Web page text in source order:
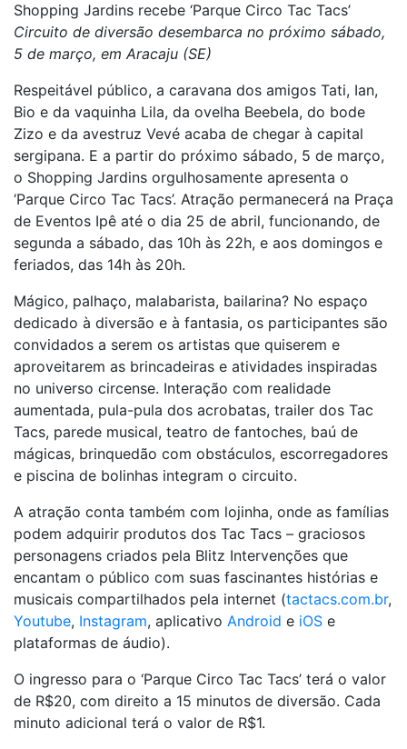
Shopping Jardins recebe ‘Parque Circo Tac Tacs’
Circuito de diversão desembarca no próximo sábado,
5 de março, em Aracaju (SE)
Respeitável público, a caravana dos amigos Tati, Ian,
Bio e da vaquinha Lila, da ovelha Beebela, do bode
Zizo e da avestruz Vevé acaba de chegar à capital
sergipana. E a partir do próximo sábado, 5 de março,
o Shopping Jardins orgulhosamente apresenta o
‘Parque Circo Tac Tacs’. Atração permanecerá na Praça
de Eventos Ipê até o dia 25 de abril, funcionando, de
segunda a sábado, das 10h às 22h, e aos domingos e
feriados, das 14h às 20h.
Mágico, palhaço, malabarista, bailarina? No espaço
dedicado à diversão e à fantasia, os participantes são
convidados a serem os artistas que quiserem e
aproveitarem as brincadeiras e atividades inspiradas
no universo circense. Interação com realidade
aumentada, pula-pula dos acrobatas, trailer dos Tac
Tacs, parede musical, teatro de fantoches, baú de
mágicas, brinquedão com obstáculos, escorregadores
e piscina de bolinhas integram o circuito.
A atração conta também com lojinha, onde as famílias
podem adquirir produtos dos Tac Tacs – graciosos
personagens criados pela Blitz Intervenções que
encantam o público com suas fascinantes histórias e
musicais compartilhados pela internet (tactacs.com.br,
Youtube, Instagram, aplicativo Android e iOS e
plataformas de áudio).
O ingresso para o ‘Parque Circo Tac Tacs’ terá o valor
de R$20, com direito a 15 minutos de diversão. Cada
minuto adicional terá o valor de R$1.